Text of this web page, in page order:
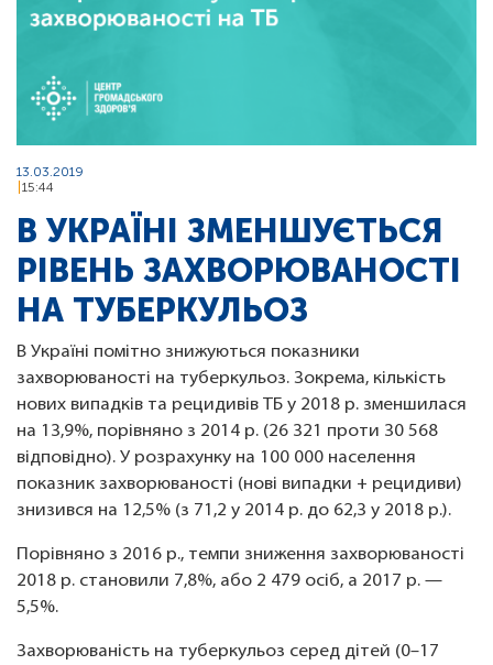
13.03.2019
15:44
В УКРАЇНІ ЗМЕНШУЄТЬСЯ
РІВЕНЬ ЗАХВОРЮВАНОСТІ
НА ТУБЕРКУЛЬОЗ
В Україні помітно знижуються показники
захворюваності на туберкульоз. Зокрема, кількість
нових випадків та рецидивів ТБ у 2018 р. зменшилася
на 13,9%, порівняно з 2014 р. (26 321 проти 30 568
відповідно). У розрахунку на 100 000 населення
показник захворюваності (нові випадки + рецидиви)
знизився на 12,5% (з 71,2 у 2014 р. до 62,3 у 2018 р.).
Порівняно з 2016 р., темпи зниження захворюваності
2018 р. становили 7,8%, або 2 479 осіб, а 2017 р. —
5,5%.
Захворюваність на туберкульоз серед дітей (0–17